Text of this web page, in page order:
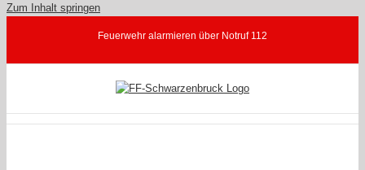
Zum Inhalt springen
Feuerwehr alarmieren über Notruf 112